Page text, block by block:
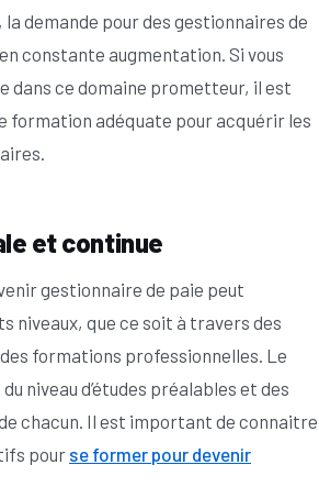
demande pour des gestionnaires de
constante augmentation. Si vous
dans ce domaine prometteur, il est
formation adéquate pour acquérir les
et continue
gestionnaire de paie peut
niveaux, que ce soit à travers des
formations professionnelles. Le
niveau d’études préalables et des
chacun. Il est important de connaitre
pour se former pour devenir